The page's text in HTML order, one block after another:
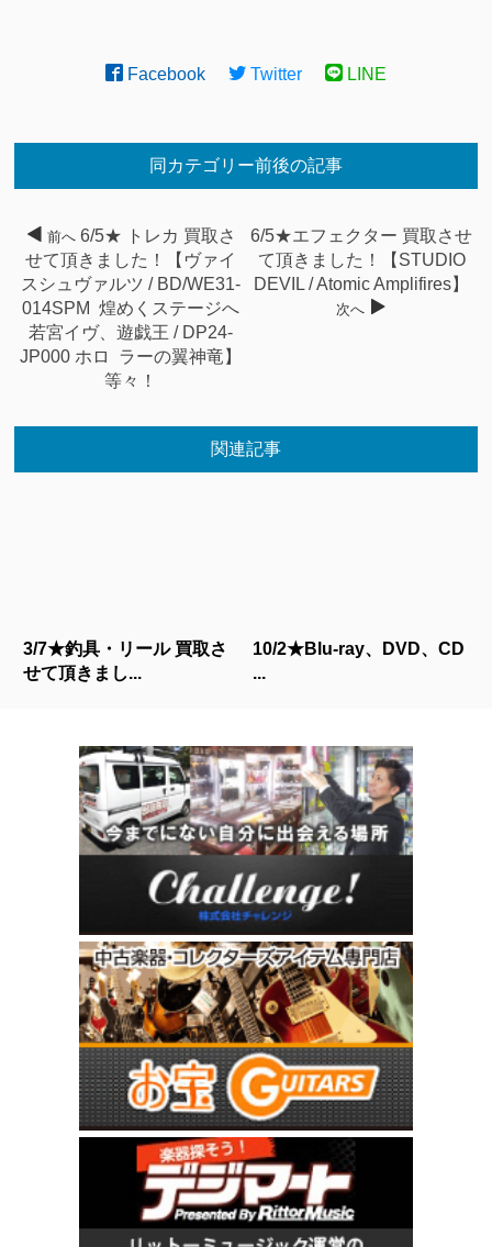
Facebook Twitter LINE
同カテゴリー前後の記事
前へ 6/5★ トレカ 買取さ
せて頂きました！【ヴァイ
スシュヴァルツ / BD/WE31-
014SPM 煌めくステージへ
若宮イヴ、遊戯王 / DP24-
JP000 ホロ ラーの翼神竜】
等々！
6/5★エフェクター 買取させ
て頂きました！【STUDIO
DEVIL / Atomic Amplifires】
次へ
関連記事
3/7★釣具・リール 買取さ
せて頂きまし...
10/2★Blu-ray、DVD、CD
...